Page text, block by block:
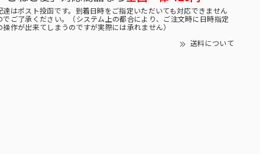
達はポスト投函です。到着日時をご指定いただいても対応できません
でご了承ください。（システム上の都合により、ご注文時に日時指定
操作が出来てしまうのですが実際には承れません）
送料について